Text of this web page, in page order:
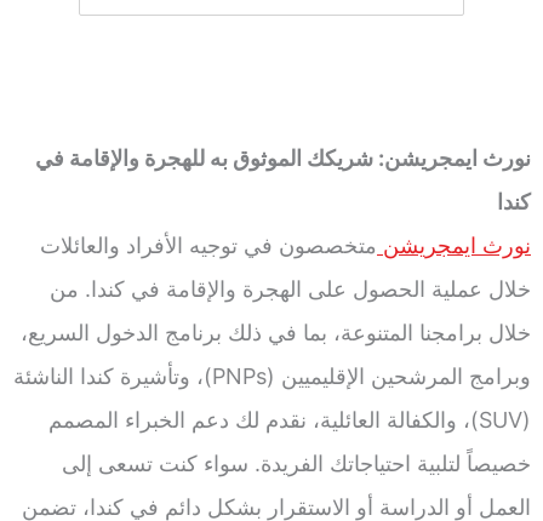
نورث ايمجريشن: شريكك الموثوق به للهجرة والإقامة في
كندا
نورث ايمجريشن متخصصون في توجيه الأفراد والعائلات
خلال عملية الحصول على الهجرة والإقامة في كندا. من
خلال برامجنا المتنوعة، بما في ذلك برنامج الدخول السريع،
وبرامج المرشحين الإقليميين (PNPs)، وتأشيرة كندا الناشئة
(SUV)، والكفالة العائلية، نقدم لك دعم الخبراء المصمم
خصيصاً لتلبية احتياجاتك الفريدة. سواء كنت تسعى إلى
العمل أو الدراسة أو الاستقرار بشكل دائم في كندا، تضمن